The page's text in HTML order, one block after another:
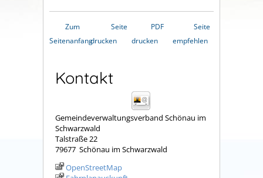
Zum
Seitenanfang
Seite
drucken
PDF
drucken
Seite
empfehlen
Kontakt
Gemeindeverwaltungsverband Schönau im
Schwarzwald
Talstraße 22
79677 Schönau im Schwarzwald
OpenStreetMap